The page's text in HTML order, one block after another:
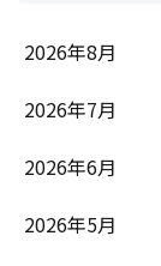
2026年8月
2026年7月
2026年6月
2026年5月